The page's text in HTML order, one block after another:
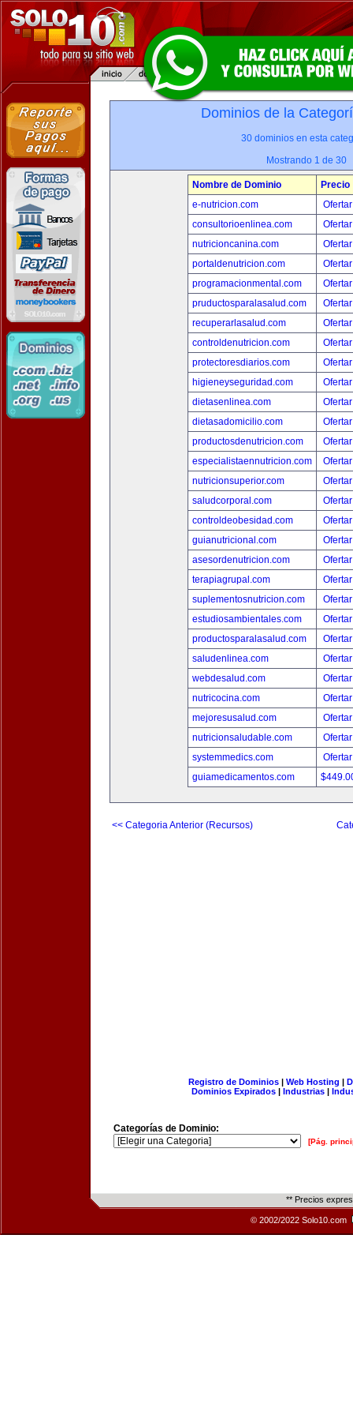
Dominios de la
30 dominios en esta
Mostrando 1 de 30
Nombre de Dominio
Precio
e-nutricion.com
consultorioenlinea.com
nutricioncanina.com
portaldenutricion.com
programacionmental.com
pruductosparalasalud.com
recuperarlasalud.com
controldenutricion.com
protectoresdiarios.com
higieneyseguridad.com
dietasenlinea.com
dietasadomicilio.com
productosdenutricion.com
especialistaennutricion.com
nutricionsuperior.com
saludcorporal.com
controldeobesidad.com
guianutricional.com
asesordenutricion.com
terapiagrupal.com
suplementosnutricion.com
estudiosambientales.com
productosparalasalud.com
saludenlinea.com
webdesalud.com
nutricocina.com
mejoresusalud.com
nutricionsaludable.com
systemmedics.com
guiamedicamentos.com
<< Categoria Anterior (Recursos)
Registro de Dominios| Web Hosting |
Dominios Expirados | Industrias |
Categorías de Dominio:
[Pág.
** Precios
© 2002/2022 Solo10.com